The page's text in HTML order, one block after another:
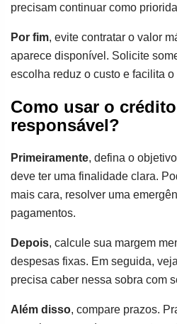
precisam continuar como
Por fim, evite contratar o valor
aparece disponível. Solicite
escolha reduz o custo e facilita o
Como usar o
responsável?
Primeiramente, defina o
deve ter uma finalidade clara.
mais cara, resolver uma
pagamentos.
Depois, calcule sua margem
despesas fixas. Em seguida,
precisa caber nessa sobra com
Além disso, compare prazos.